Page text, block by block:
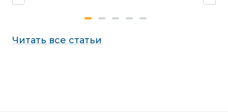
Читать все статьи